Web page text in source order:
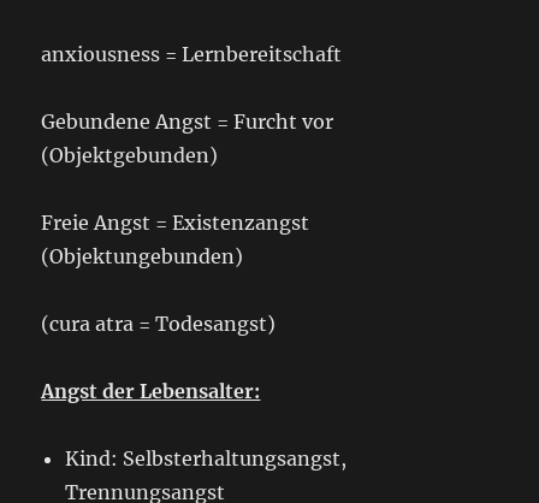
anxiousness = Lernbereitschaft
Gebundene Angst = Furcht vor
(Objektgebunden)
Freie Angst = Existenzangst
(Objektungebunden)
(cura atra = Todesangst)
Angst der Lebensalter:
Kind: Selbsterhaltungsangst,
Trennungsangst